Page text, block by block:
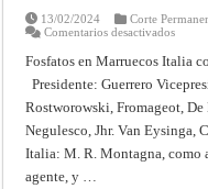
de
Justicia
13/02/2024
Corte
Comentarios desactivadosen
en
Corte
Serie
Fosfatos en Marruecos Italia
Presidente: Guerrero
Rostworowski, Fromageot,
Negulesco, Jhr. Van Eysinga,
Italia: M. R. Montagna, como
agente, y …